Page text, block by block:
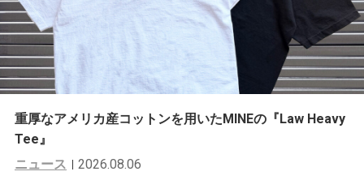
重厚なアメリカ産コットンを用いたMINEの『Law Heavy
Tee』
ニュース
2026.08.06